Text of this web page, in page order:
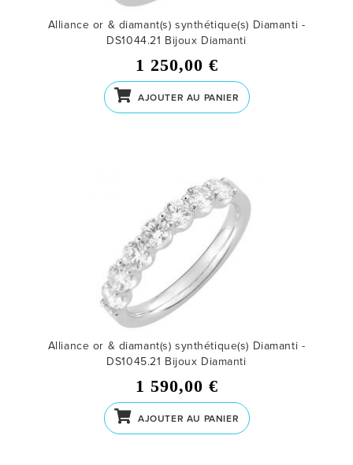
Alliance or & diamant(s) synthétique(s) Diamanti -
DS1044.21 Bijoux Diamanti
1 250,00 €
AJOUTER AU PANIER
Alliance or & diamant(s) synthétique(s) Diamanti -
DS1045.21 Bijoux Diamanti
1 590,00 €
AJOUTER AU PANIER